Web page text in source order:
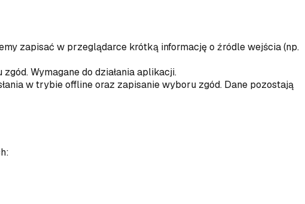
zapisać w przeglądarce krótką informację o źródle wejścia (np.
Wymagane do działania aplikacji.
w trybie offline oraz zapisanie wyboru zgód. Dane pozostają